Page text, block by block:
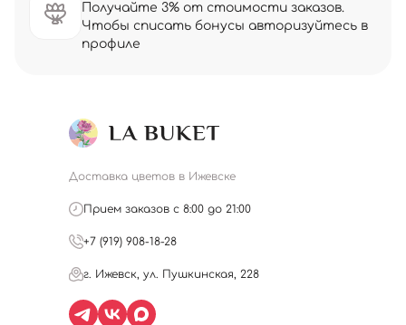
Получайте 3% от стоимости заказов.
Чтобы списать бонусы авторизуйтесь в
профиле
Доставка цветов в Ижевске
Прием заказов с 8:00 до 21:00
+7 (919) 908-18-28
г. Ижевск, ул. Пушкинская, 228